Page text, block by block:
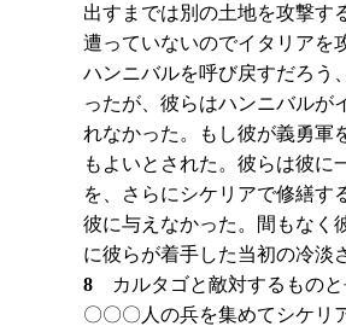
出すまでは別の土地を攻撃す
遭っていないのでイタリアを
ハンニバルを呼び戻すだろう
ったが、彼らはハンニバルが
れなかった。もし彼が義勇軍
もよいとされた。彼らは彼に
を、さらにシケリアで修繕す
彼に与えなかった。間もなく
に彼らが着手した当初の冷淡
8 カルタゴと敵対するものと
〇〇〇人の兵を集めてシケリ